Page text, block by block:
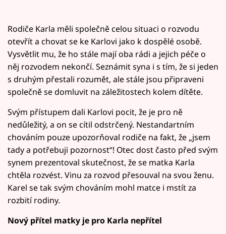
Rodiče Karla měli společně celou situaci o rozvodu
otevřít a chovat se ke Karlovi jako k dospělé osobě.
Vysvětlit mu, že ho stále mají oba rádi a jejich péče o
něj rozvodem nekončí. Seznámit syna i s tím, že si jeden
s druhým přestali rozumět, ale stále jsou připraveni
společně se domluvit na záležitostech kolem dítěte.
Svým přístupem dali Karlovi pocit, že je pro ně
nedůležitý, a on se cítil odstrčený. Nestandartním
chováním pouze upozorňoval rodiče na fakt, že „jsem
tady a potřebuji pozornost“! Otec dost často před svým
synem prezentoval skutečnost, že se matka Karla
chtěla rozvést. Vinu za rozvod přesouval na svou ženu.
Karel se tak svým chováním mohl matce i mstít za
rozbití rodiny.
Nový přítel matky je pro Karla nepřítel